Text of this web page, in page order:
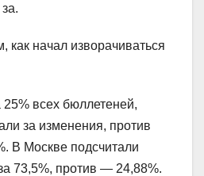
как начал изворачиваться
25% всех бюллетеней,
за изменения, против
В Москве подсчитали
73,5%, против — 24,88%.